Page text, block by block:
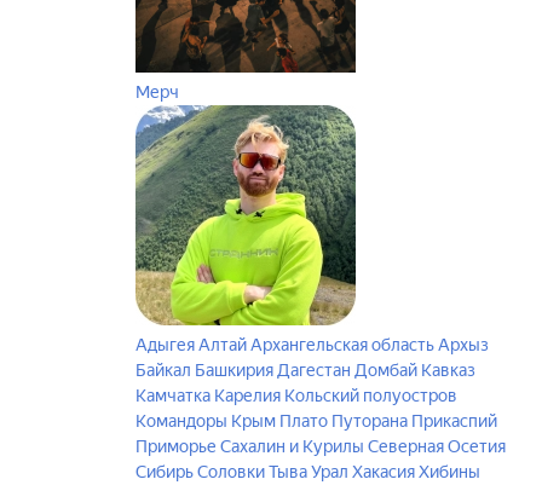
Мерч
АдыгеяАлтайАрхангельская областьАрхыз
Байкал Башкирия Дагестан Домбай Кавказ
Камчатка Карелия Кольский полуостров
Командоры Крым Плато Путорана Прикаспий
Приморье Сахалин и Курилы Северная Осетия
СибирьСоловкиТываУрал ХакасияХибины